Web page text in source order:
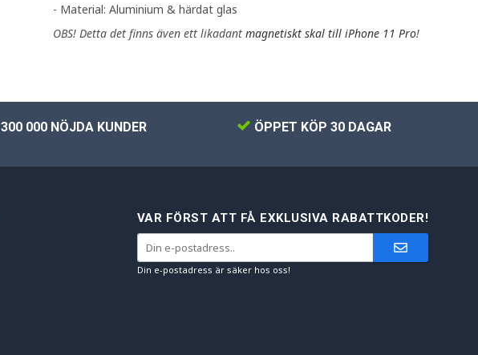
- Material: Aluminium & härdat glas
OBS! Detta det finns även ett likadant magnetiskt skal till iPhone 11 Pro!
300 000 NÖJDA KUNDER ÖPPET KÖP 30 DAGAR
VAR FÖRST ATT FÅ EXKLUSIVA RABATTKODER!
Din e-postadress är säker hos oss!